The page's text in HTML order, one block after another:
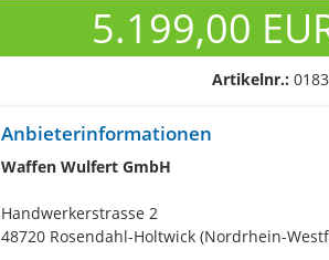
5.199,00
Artikelnr.:
Anbieterinformationen
Waffen Wulfert GmbH
Handwerkerstrasse 2
48720 Rosendahl-Holtwick (Nordrhein-